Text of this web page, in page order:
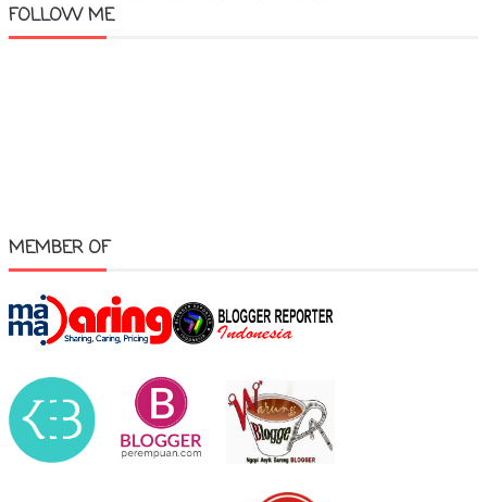
FOLLOW ME
MEMBER OF